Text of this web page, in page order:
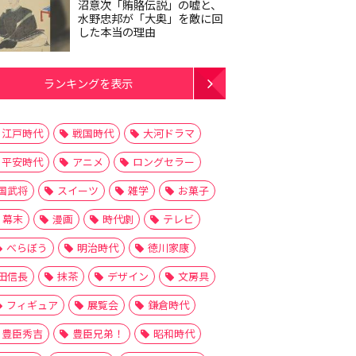
沼意次「賄賂伝説」の嘘と、
水野忠邦が「大奥」を敵に回
した本当の理由
ランキングを表示
江戸時代 戦国時代
大河ドラマ
平安時代
アニメ
ロングセラー
武将
スイーツ 雑学
お菓子
幕末
漫画 時代劇
テレビ
べらぼう
明治時代
徳川家康
信長
抹茶 デザイン
文房具
フィギュア
展覧会
鎌倉時代
豊臣秀吉
豊臣兄弟！
昭和時代